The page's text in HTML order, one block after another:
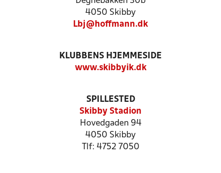
4050 Skibby
Lbj@hoffmann.dk
KLUBBENS HJEMMESIDE
www.skibbyik.dk
SPILLESTED
Skibby Stadion
Hovedgaden 94
4050 Skibby
Tlf: 4752 7050